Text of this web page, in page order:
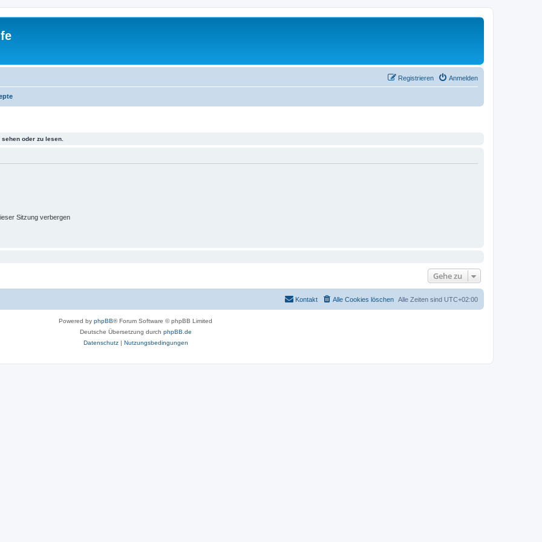
Anmelden
Registrieren
oder zu lesen.
Sitzung verbergen
Gehe zu
Alle Zeiten sind UTC+02:00
Alle Cookies löschen
Kontakt
Powered by phpBB® Forum Software © phpBB Limited
Deutsche Übersetzung durch phpBB.de
Datenschutz| Nutzungsbedingungen